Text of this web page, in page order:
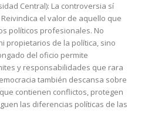
Central): La controversia sí
el valor de aquello que
políticos profesionales. No
propietarios de la política, sino
del oficio permite
y responsabilidades que rara
también descansa sobre
contienen conflictos, protegen
las diferencias políticas de las